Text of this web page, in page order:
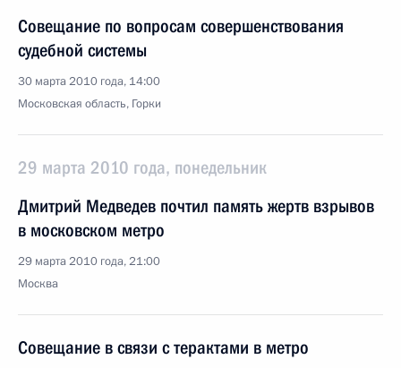
Совещание по вопросам совершенствования
судебной системы
30 марта 2010 года, 14:00
Московская область, Горки
29 марта 2010 года, понедельник
Дмитрий Медведев почтил память жертв взрывов
в московском метро
29 марта 2010 года, 21:00
Москва
Совещание в связи с терактами в метро